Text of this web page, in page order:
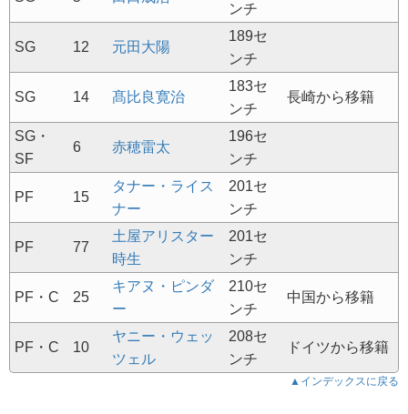
ンチ
SG 12 元田大陽
189セ
ンチ
SG 14 髙比良寛治
183セ
ンチ
長崎から移籍
SG・
SF
6 赤穂雷太
196セ
ンチ
PF 15
タナー・ライス
ナー
201セ
ンチ
PF 77
土屋アリスター
時生
201セ
ンチ
PF・C 25
キアヌ・ピンダ
ー
210セ
ンチ
中国から移籍
PF・C 10
ヤニー・ウェッ
ツェル
208セ
ンチ
ドイツから移籍
▲インデックスに戻る